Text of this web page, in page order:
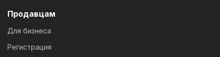
Продавцам
Для бизнеса
Регистрация